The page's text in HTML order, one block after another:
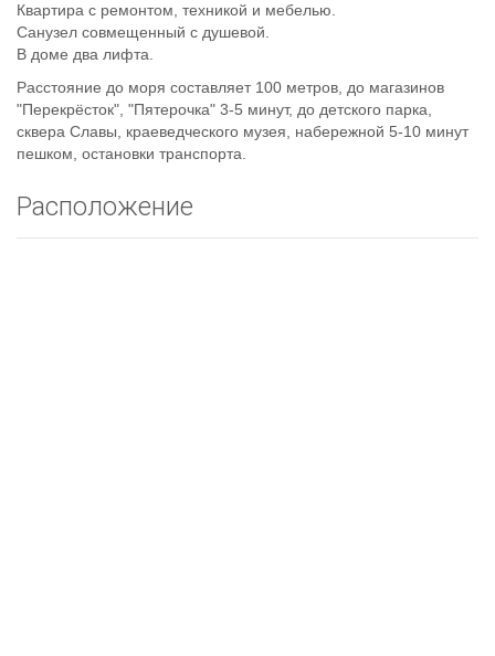
Квартира с ремонтом, техникой и мебелью.
Санузел совмещенный с душевой.
В доме два лифта.
Расстояние до моря составляет 100 метров, до магазинов
"Перекрёсток", "Пятерочка" 3-5 минут, до детского парка,
сквера Славы, краеведческого музея, набережной 5-10 минут
пешком, остановки транспорта.
Расположение